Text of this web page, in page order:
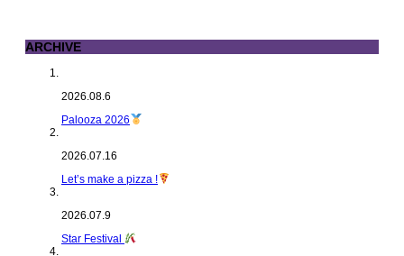
ARCHIVE
2026.08.6
Palooza 2026
2026.07.16
Let’s make a pizza !
2026.07.9
Star Festival